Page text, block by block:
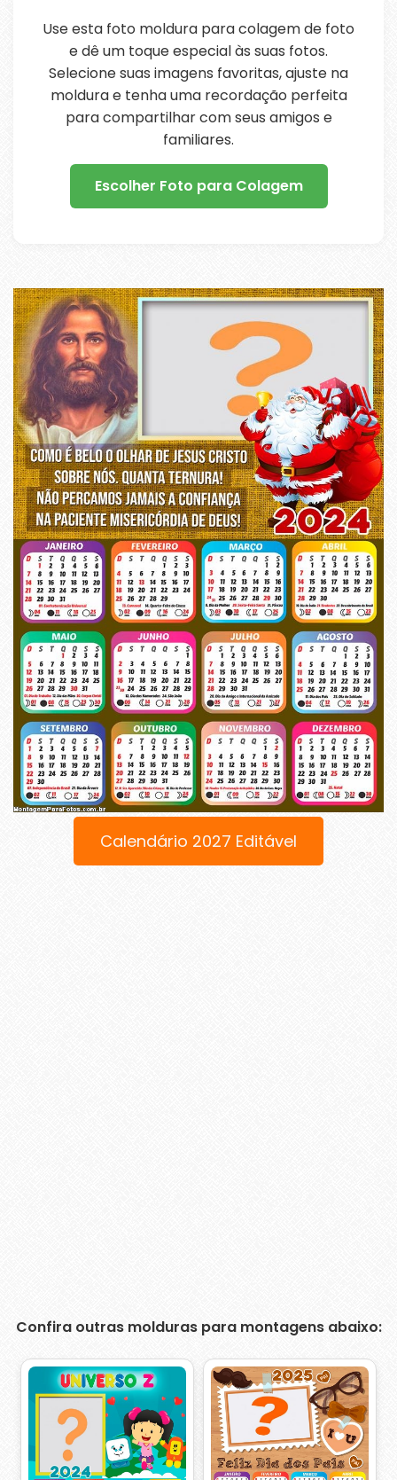
Use esta foto moldura para colagem de foto
e dê um toque especial às suas fotos.
Selecione suas imagens favoritas, ajuste na
moldura e tenha uma recordação perfeita
para compartilhar com seus amigos e
familiares.
Escolher Foto para Colagem
Calendário 2027 Editável
Confira outras molduras para montagens abaixo: